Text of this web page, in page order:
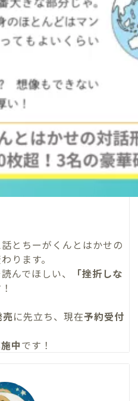
とちーがくんとはかせの
ります。
んでほしい、
「挫折しな
に先立ち、現在予約受付
中です！